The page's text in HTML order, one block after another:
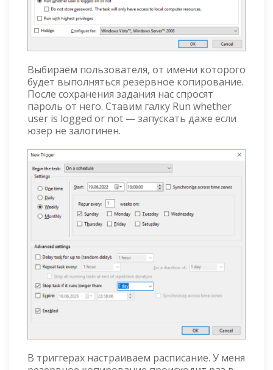
Выбираем пользователя, от имени которого
будет выполняться резервное копирование.
После сохранения задания нас спросят
пароль от него. Ставим галку Run whether
user is logged or not — запускать даже если
юзер не залогинен.
В триггерах настраиваем расписание. У меня